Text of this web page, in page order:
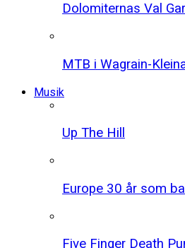
Dolomiternas Val
MTB i Wagrain-
Musik
Up The Hill
Europe 30 år som
Five Finger Death